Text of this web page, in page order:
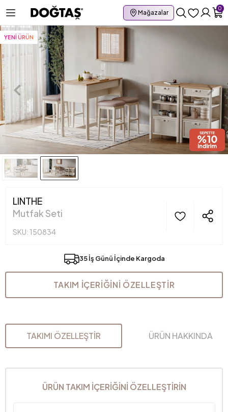
Mağazalar
0
YENİ ÜRÜN
LINTHE
Mutfak Seti
SKU: 150834
35 İş Günü İçinde Kargoda
TAKIM İÇERİĞİNİ ÖZELLEŞTİR
TAKIMI ÖZELLEŞTİR ÜRÜN HAKKINDA
ÜRÜN TAKIM İÇERİĞİNİ ÖZELLEŞTİRİN